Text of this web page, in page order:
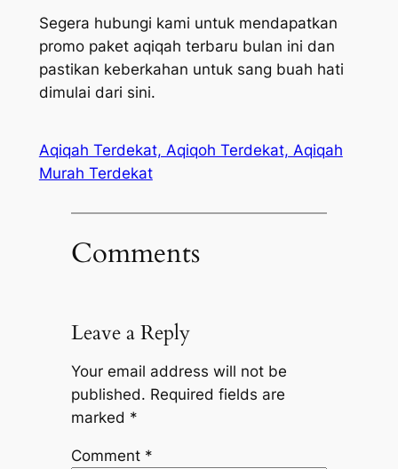
Segera hubungi kami untuk mendapatkan
promo paket aqiqah terbaru bulan ini dan
pastikan keberkahan untuk sang buah hati
dimulai dari sini.
Aqiqah Terdekat, Aqiqoh Terdekat, Aqiqah
Murah Terdekat
Comments
Leave a Reply
Your email address will not be
published. Required fields are
marked *
Comment *